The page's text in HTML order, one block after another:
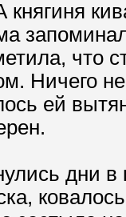
княгиня
что
Ничего
ей
дни в